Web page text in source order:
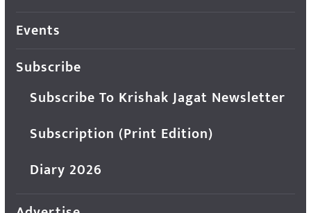
Events
Subscribe
Subscribe To Krishak Jagat Newsletter
Subscription (Print Edition)
Diary 2026